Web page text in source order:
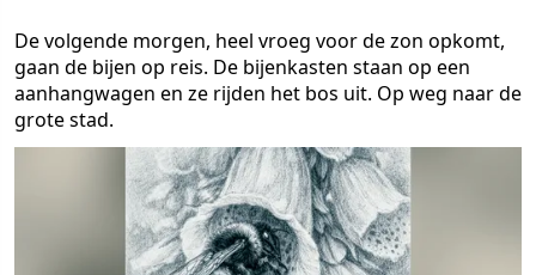
De volgende morgen, heel vroeg voor de zon opkomt,
gaan de bijen op reis. De bijenkasten staan op een
aanhangwagen en ze rijden het bos uit. Op weg naar de
grote stad.